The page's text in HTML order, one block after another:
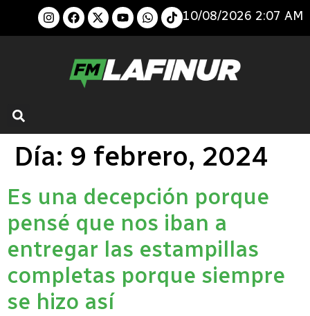
10/08/2026 2:07 AM
Día: 9 febrero, 2024
Es una decepción porque
pensé que nos iban a
entregar las estampillas
completas porque siempre
se hizo así